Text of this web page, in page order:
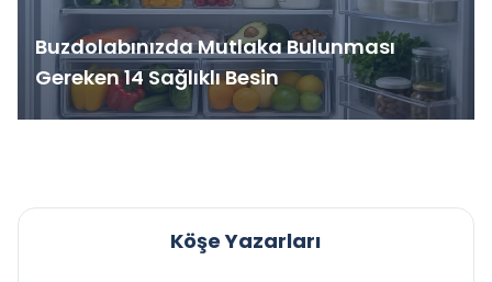
Buzdolabınızda Mutlaka Bulunması
Gereken 14 Sağlıklı Besin
Köşe Yazarları